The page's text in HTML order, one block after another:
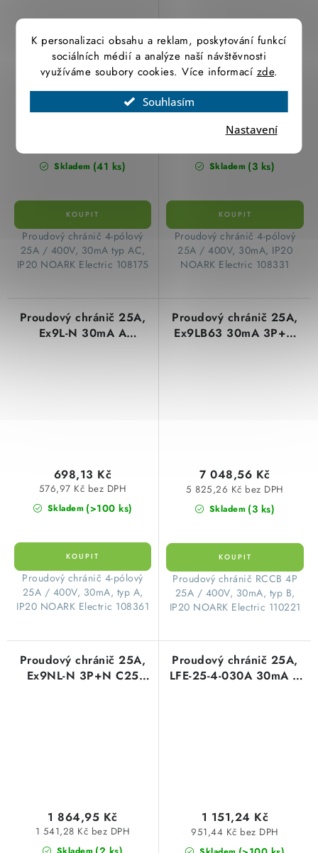
K personalizaci obsahu a reklam, poskytování funkcí
sociálních médií a analýze naší návštěvnosti
využíváme soubory cookies. Více informací zde.
Souhlasím
Nastavení
108175
Skladem (41 ks)
​Proudový chránič 4-pólový
25A / 400V, 30mA typ AC,
IP20 NOARK Electric 108175
108331
Skladem (3 ks)
752,47 Kč
​Proudový chránič 4-pólový
25A / 400V, 30mA, IP20
NOARK Electric 108331
Proudový chránič 25A,
Ex9L-N 30mA A
Skladem (>100 ks)
576,97 Kč bez DPH
698,13 Kč
​Proudový chránič 4-pólový
25A / 400V, 30mA, typ A,
IP20 NOARK Electric 108361
Proudový chránič 25A,
Ex9LB63 30mA 3P+N
Skladem (3 ks)
5 825,26 Kč bez DPH
7 048,56 Kč
​Proudový chránič RCCB 4P
25A / 400V, 30mA, typ B,
IP20 NOARK Electric 110221
Proudový chránič 25A,
Ex9NL-N 3P+N C25
1 541,28 Kč bez DPH
1 864,95 Kč
Proudový chránič 25A,
LFE-25-4-030A 30mA A
951,44 Kč bez DPH
1 151,24 Kč